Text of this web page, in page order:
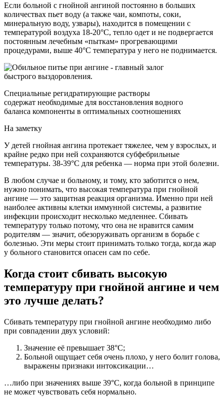
Если больной с гнойной ангиной постоянно в больших
количествах пьет воду (а также чаи, компоты, соки,
минеральную воду, узвары), находится в помещении с
температурой воздуха 18-20°С, тепло одет и не подвергается
постоянным лечебным «пыткам» прогревающими
процедурами, выше 40°С температура у него не поднимается.
Специальные регидратирующие растворы
содержат необходимые для восстановления водного
баланса компоненты в оптимальных соотношениях
На заметку
У детей гнойная ангина протекает тяжелее, чем у взрослых, и
крайне редко при ней сохраняются субфебрильные
температуры. 38-39°С для ребенка — норма при этой болезни.
В любом случае и больному, и тому, кто заботится о нем,
нужно понимать, что высокая температура при гнойной
ангине — это защитная реакция организма. Именно при ней
наиболее активны клетки иммунной системы, а развитие
инфекции происходит несколько медленнее. Сбивать
температуру только потому, что она не нравится самим
родителям — значит, обезоруживать организм в борьбе с
болезнью. Эти меры стоит принимать только тогда, когда жар
у больного становится опасен сам по себе.
Когда стоит сбивать высокую
температуру при гнойной ангине и чем
это лучше делать?
Сбивать температуру при гнойной ангине необходимо либо
при совпадении двух условий:
Значение её превышает 38°С;
Больной ощущает себя очень плохо, у него болит голова,
выражены признаки интоксикации…
…либо при значениях выше 39°С, когда больной в принципе
не может чувствовать себя нормально.